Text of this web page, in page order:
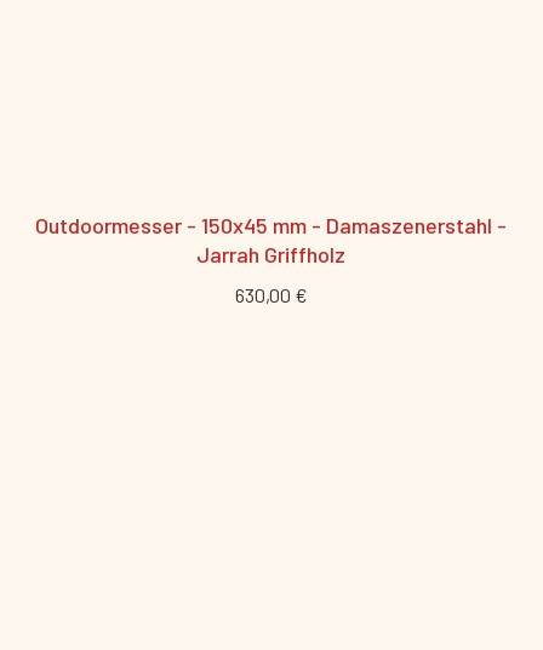
Outdoormesser - 150x45 mm - Damaszenerstahl -
Jarrah Griffholz
630,00 €